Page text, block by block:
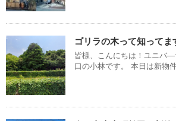
ゴリラの木って知ってま
皆様、こんにちは！ユニバ
口の小林です。 本日は新物